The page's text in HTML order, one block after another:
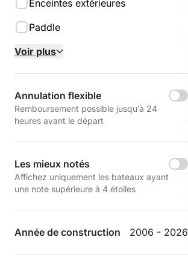
Enceintes extérieures
Paddle
Voir plus
Annulation flexible
Remboursement possible jusqu’à 24
heures avant le départ
Les mieux notés
Affichez uniquement les bateaux ayant
une note supérieure à 4 étoiles
Année de construction 2006 - 2026